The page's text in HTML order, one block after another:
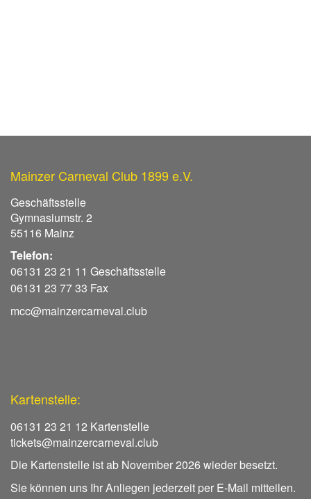
Mainzer Carneval Club 1899 e.V.
Geschäftsstelle
Gymnasiumstr. 2
55116 Mainz
Telefon:
06131 23 21 11 Geschäftsstelle
06131 23 77 33 Fax
mcc@mainzercarneval.club
Kartenstelle:
06131 23 21 12 Kartenstelle
tickets@mainzercarneval.club
Die Kartenstelle ist ab November 2026 wieder besetzt.
Sie können uns Ihr Anliegen jederzeit per E-Mail mitteilen.